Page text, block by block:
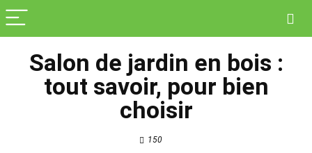
Salon de jardin en bois :
tout savoir, pour bien
choisir
150